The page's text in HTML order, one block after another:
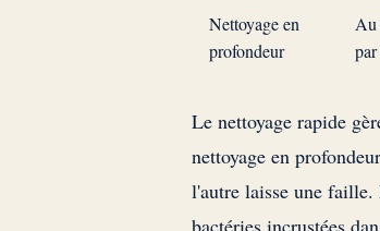
Nettoyage en
profondeur
Au
Le nettoyage rapide
nettoyage en
l'autre laisse une
bactéries incrustées